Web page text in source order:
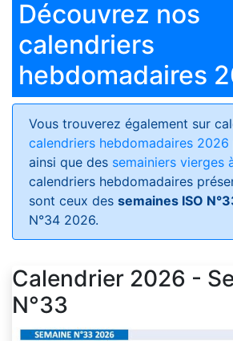
Découvrez nos
calendriers
hebdomadaires
Vous trouverez également sur
calendriers hebdomadaires 2026
ainsi que des semainiers vierges
calendriers hebdomadaires
sont ceux des semaines ISO
N°34 2026.
Calendrier 2026 -
N°33